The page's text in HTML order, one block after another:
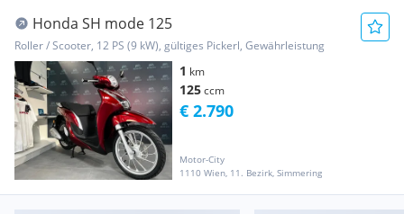
Honda SH mode 125
Roller / Scooter, 12 PS (9 kW), gültiges Pickerl, Gewährleistung
1 km
125ccm
Motor-City
1110 Wien, 11. Bezirk, Simmering
€ 2.790